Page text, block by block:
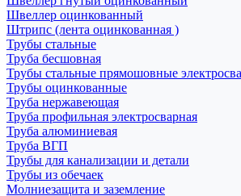
Швеллер оцинкованный
Штрипс (лента оцинкованная )
Трубы стальные
Труба бесшовная
Трубы стальные прямошовные
Трубы оцинкованные
Труба нержавеющая
Труба профильная электросварная
Труба алюминиевая
Труба ВГП
Трубы для канализации и детали
Трубы из обечаек
Молниезащита и заземление